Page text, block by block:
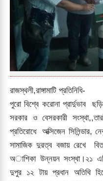
রাজস্থলী,রাঙ্গামাটি প্রতিনিধি-
পুরো বিশ্বে করোনা প্রার্দুভাব
সরকার ও বেসরকারী
প্রতিরোধে অক্সিজেন সিলিন্ডার,
সামাজিক দুরত্ব বজায় রেখে
অাশিকা উন্নয়ন সংস্থা।২১
দুপুর ১২ টায় প্রধান অতিথি